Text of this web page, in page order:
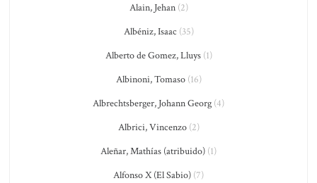
Alain, Jehan(2)
Albéniz, Isaac (35)
Alberto de Gomez, Lluys(1)
Albinoni, Tomaso(16)
Albrechtsberger, Johann Georg (4)
Albrici, Vincenzo(2)
Aleñar, Mathías (atribuido) (1)
Alfonso X (El Sabio) (7)